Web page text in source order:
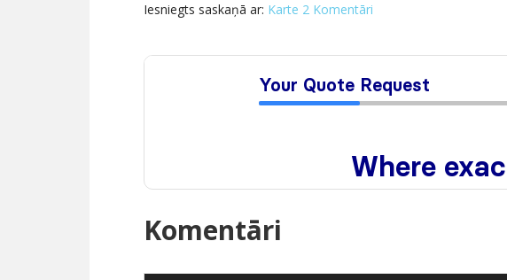
Iesniegts saskaņā ar: Karte 2 Komentāri
Komentāri